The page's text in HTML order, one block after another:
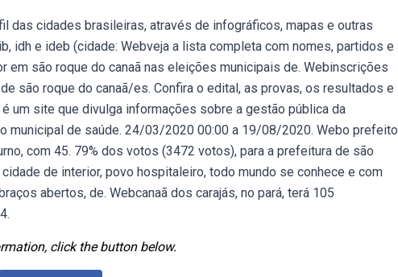
cidades brasileiras, através de infográficos, mapas e outras
idh e ideb (cidade: Webveja a lista completa com nomes, partidos e
em são roque do canaã nas eleições municipais de. Webinscrições
são roque do canaã/es. Confira o edital, as provas, os resultados e
um site que divulga informações sobre a gestão pública da
municipal de saúde. 24/03/2020 00:00 a 19/08/2020. Webo prefeito
com 45. 79% dos votos (3472 votos), para a prefeitura de são
de interior, povo hospitaleiro, todo mundo se conhece e com
abertos, de. Webcanaã dos carajás, no pará, terá 105
click the button below.